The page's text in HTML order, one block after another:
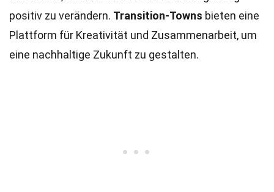
positiv zu verändern. Transition-Towns bieten eine
Plattform für Kreativität und Zusammenarbeit, um
eine nachhaltige Zukunft zu gestalten.